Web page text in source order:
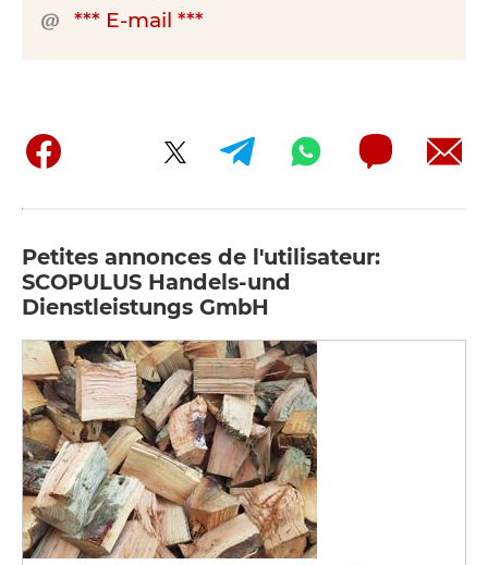
*** E-mail ***
Petites annonces de l'utilisateur:
SCOPULUS Handels-und
Dienstleistungs GmbH